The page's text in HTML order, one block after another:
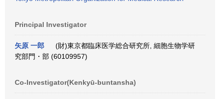
Principal Investigator
矢原 一郎
(財)東京都臨床医学総合研究所, 細胞生物学研
究部門・部 (60109957)
Co-Investigator(Kenkyū-buntansha)